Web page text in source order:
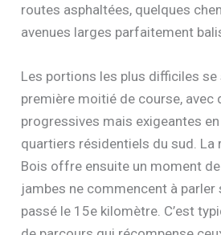
routes asphaltées, quelques
avenues larges parfaitement
Les portions les plus difficiles
première moitié de course, avec
progressives mais exigeantes
quartiers résidentiels du sud. La
Bois offre ensuite un moment
jambes ne commencent à parler
passé le 15e kilomètre. C’est